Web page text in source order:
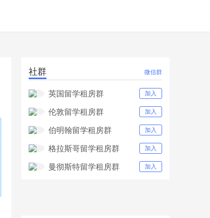
社群 微信群
英国留学租房群 加入
伦敦留学租房群 加入
伯明翰留学租房群 加入
格拉斯哥留学租房群 加入
曼彻斯特留学租房群 加入